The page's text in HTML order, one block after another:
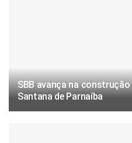
SBB avança na construção
Santana de Parnaíba